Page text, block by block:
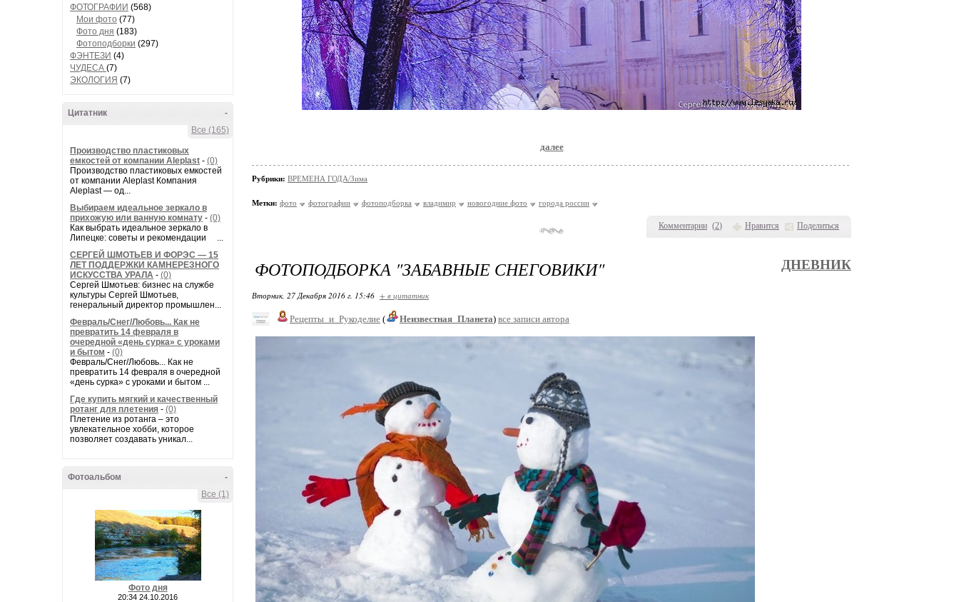
ФОТОГРАФИИ (568)
Мои фото (77)
Фото дня (183)
Фотоподборки (297)
ФЭНТЕЗИ (4)
ЧУДЕСА (7)
ЭКОЛОГИЯ (7)
-
Цитатник
Все (165)
Производство пластиковых
емкостей от компании Aleplast - (0)
Производство пластиковых емкостей
от компании Aleplast Компания
Aleplast — од...
Выбираем идеальное зеркало в
прихожую или ванную комнату - (0)
Как выбрать идеальное зеркало в
Липецке: советы и рекомендации ...
СЕРГЕЙ ШМОТЬЕВ И ФОРЭС — 15
ЛЕТ ПОДДЕРЖКИ КАМНЕРЕЗНОГО
ИСКУССТВА УРАЛА - (0)
Сергей Шмотьев: бизнес на службе
культуры Сергей Шмотьев,
генеральный директор промышлен...
Февраль/Снег/Любовь... Как не
превратить 14 февраля в
очередной «день сурка» с уроками
и бытом - (0)
Февраль/Снег/Любовь... Как не
превратить 14 февраля в очередной
«день сурка» с уроками и бытом ...
Где купить мягкий и качественный
ротанг для плетения - (0)
Плетение из ротанга – это
увлекательное хобби, которое
позволяет создавать уникал...
-
Фотоальбом
Все (1)
Фото дня
20:34 24.10.2016
Комментарии (2) Нравится Поделиться
далее
Рубрики: ВРЕМЕНА ГОДА/Зима
Метки: фото фотографии фотоподборка владимир новогодние фото города россии
ФОТОПОДБОРКА "ЗАБАВНЫЕ СНЕГОВИКИ" ДНЕВНИК
Вторник, 27 Декабря 2016 г. 15:46 + в цитатник
Рецепты_и_Рукоделие ( Неизвестная_Планета) все записи автора